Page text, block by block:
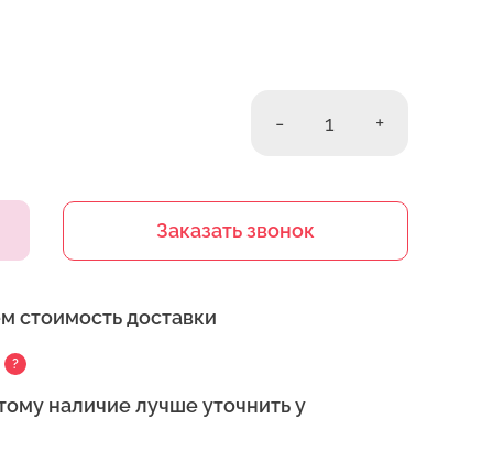
- 1 +
Заказать звонок
стоимость доставки
?
наличие лучше уточнить у